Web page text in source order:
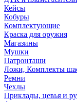
Кейсы
Кобуры
Комплектующие
Краска для оружия
Магазины
Мушки
Патронташи
Ложи, Комплекты
Ремни
Чехлы
Приклады, цевья и